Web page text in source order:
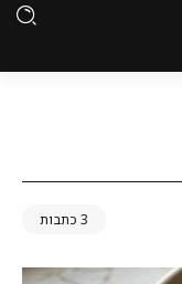
3 כתבות